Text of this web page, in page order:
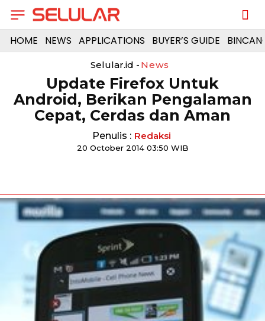
HOME NEWS APPLICATIONS BUYER’S GUIDE
Selular.id - News
Update Firefox Untuk
Android, Berikan Pengalaman
Cepat, Cerdas dan Aman
Penulis : Redaksi
20 October 2014 03:50 WIB